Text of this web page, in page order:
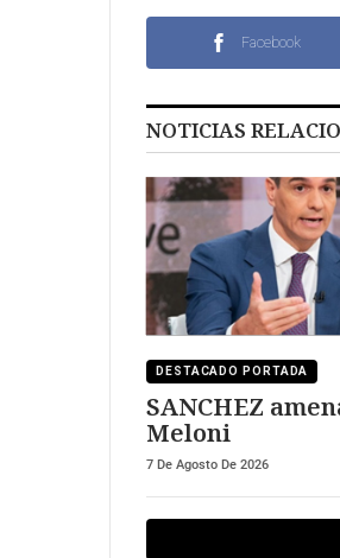
Facebook
NOTICIAS
DESTACADO PORTADA
SANCHEZ amenaza a
Meloni
7 De Agosto De 2026